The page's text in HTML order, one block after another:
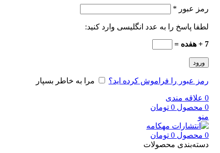
رمز عبور *
لطفا پاسخ را به عدد انگلیسی وارد کنید:
7 + هفده =
ورود
رمز عبور را فراموش کرده اید؟ مرا به خاطر بسپار
0 علاقه مندی
0 محصول 0 تومان
منو
0 محصول 0 تومان
دسته‌بندی محصولات